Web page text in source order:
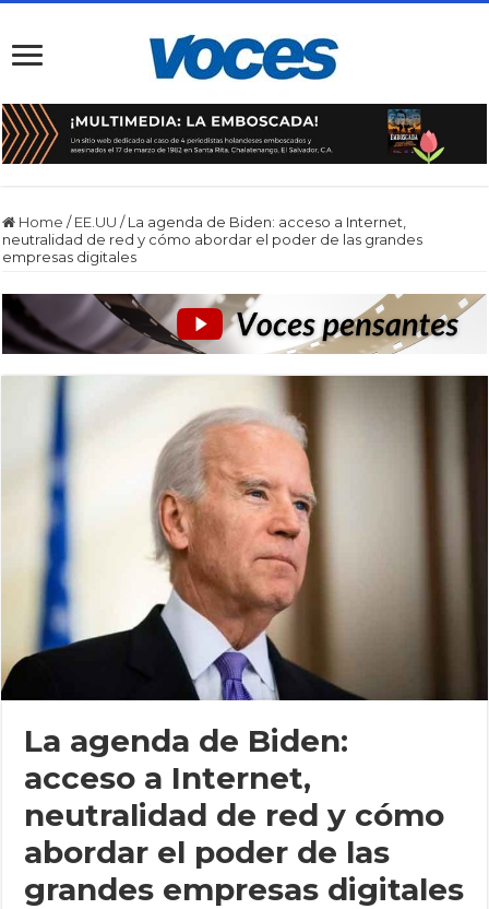
Home / EE.UU / La agenda de Biden: acceso a Internet,
neutralidad de red y cómo abordar el poder de las grandes
empresas digitales
La agenda de Biden:
acceso a Internet,
neutralidad de red y cómo
abordar el poder de las
grandes empresas digitales